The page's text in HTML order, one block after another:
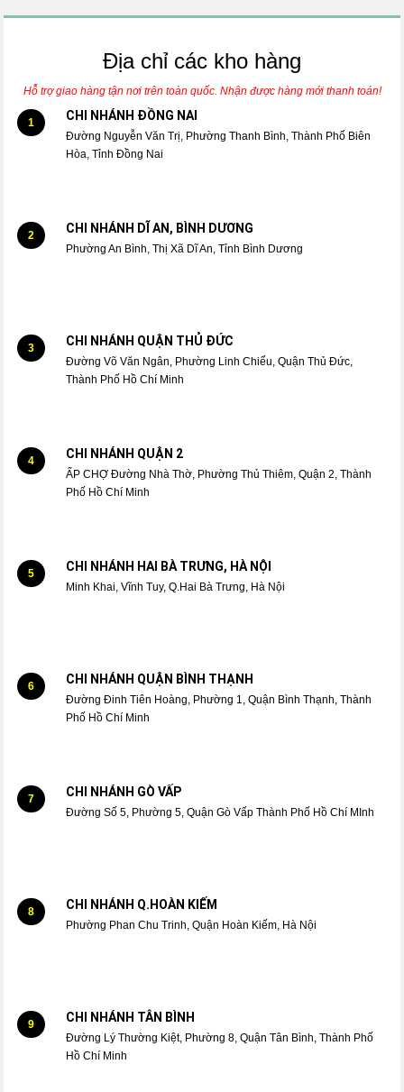
Địa chỉ các kho hàng
Hỗ trợ giao hàng tận nơi trên toàn quốc. Nhận được hàng mới thanh toán!
1 CHI NHÁNH ĐỒNG NAI
Đường Nguyễn Văn Trị, Phường Thanh Bình, Thành Phố Biên
Hòa, Tỉnh Đồng Nai
2 CHI NHÁNH DĨ AN, BÌNH DƯƠNG
Phường An Bình, Thị Xã Dĩ An, Tỉnh Bình Dương
3 CHI NHÁNH QUẬN THỦ ĐỨC
Đường Võ Văn Ngân, Phường Linh Chiểu, Quận Thủ Đức,
Thành Phố Hồ Chí Minh
4 CHI NHÁNH QUẬN 2
ẤP CHỢ Đường Nhà Thờ, Phường Thủ Thiêm, Quận 2, Thành
Phố Hồ Chí Minh
5 CHI NHÁNH HAI BÀ TRƯNG, HÀ NỘI
Minh Khai, Vĩnh Tuy, Q.Hai Bà Trưng, Hà Nội
6 CHI NHÁNH QUẬN BÌNH THẠNH
Đường Đinh Tiên Hoàng, Phường 1, Quận Bình Thạnh, Thành
Phố Hồ Chí Minh
7 CHI NHÁNH GÒ VẤP
Đường Số 5, Phường 5, Quận Gò Vấp Thành Phố Hồ Chí MInh
8 CHI NHÁNH Q.HOÀN KIẾM
Phường Phan Chu Trinh, Quận Hoàn Kiếm, Hà Nội
9 CHI NHÁNH TÂN BÌNH
Đường Lý Thường Kiệt, Phường 8, Quận Tân Bình, Thành Phố
Hồ Chí Minh